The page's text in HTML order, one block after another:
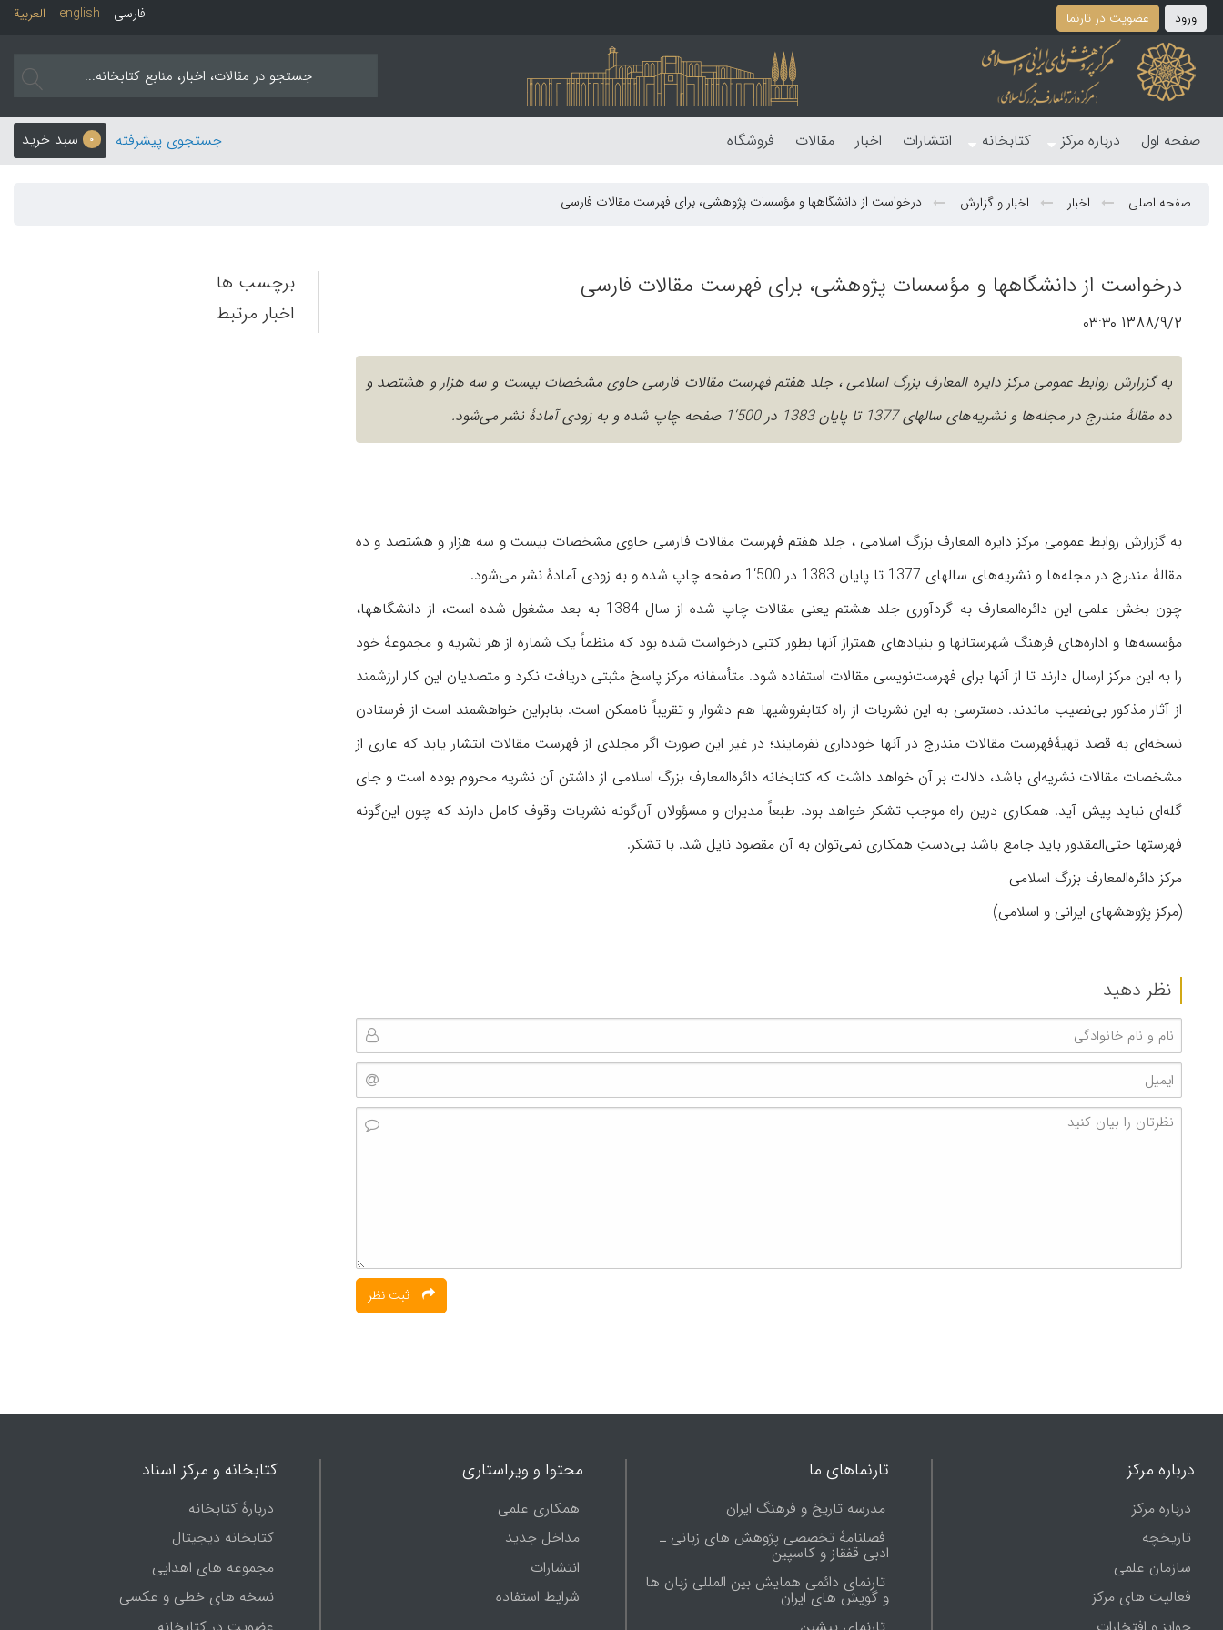
ورود عضویت در تارنما العربیة english فارسی
صفحه اول درباره مرکز کتابخانه انتشارات اخبار مقالات فروشگاه 0 سبد خرید جستجوی پیشرفته
صفحه اصلی اخبار اخبار و گزارش درخواست از دانشگاهها و مؤسسات پژوهشی، برای فهرست مقالات فارسی
درخواست از دانشگاهها و مؤسسات پژوهشی، برای فهرست مقالات فارسی
1388/9/2 ۰۳:۳۰
به گزرارش روابط عمومی مرکز دایره المعارف بزرگ اسلامی ، جلد هفتم فهرست مقالات فارسی حاوی مشخصات بیست و سه هزار و هشتصد و
ده مقالۀ مندرج در مجله‌ها و نشریه‌های سالهای 1377 تا پایان 1383 در 500‘1 صفحه چاپ شده و به زودی آمادۀ نشر می‌شود.
به گزرارش روابط عمومی مرکز دایره المعارف بزرگ اسلامی ، جلد هفتم فهرست مقالات فارسی حاوی مشخصات بیست و سه هزار و هشتصد و ده
مقالۀ مندرج در مجله‌ها و نشریه‌های سالهای 1377 تا پایان 1383 در 500‘1 صفحه چاپ شده و به زودی آمادۀ نشر می‌شود.
چون بخش علمی این دائره‌المعارف به گردآوری جلد هشتم یعنی مقالات چاپ شده از سال 1384 به بعد مشغول شده است، از دانشگاهها،
مؤسسه‌ها و اداره‌های فرهنگ شهرستانها و بنیادهای همتراز آنها بطور کتبی درخواست شده بود که منظماً یک شماره از هر نشریه و مجموعۀ خود
را به این مرکز ارسال دارند تا از آنها برای فهرست‌نویسی مقالات استفاده شود. متأسفانه مرکز پاسخ مثبتی دریافت نکرد و متصدیان این کار ارزشمند
از آثار مذکور بی‌نصیب ماندند. دسترسی به این نشریات از راه کتابفروشیها هم دشوار و تقریباً ناممکن است. بنابراین خواهشمند است از فرستادن
نسخه‌ای به قصد تهیۀفهرست مقالات مندرج در آنها خودداری نفرمایند؛ در غیر این صورت اگر مجلدی از فهرست مقالات انتشار یابد که عاری از
مشخصات مقالات نشریه‌ای باشد، دلالت بر آن خواهد داشت که کتابخانه دائره‌المعارف بزرگ اسلامی از داشتن آن نشریه محروم بوده است و جای
گله‌ای نباید پیش آید. همکاری درین راه موجب تشکر خواهد بود. طبعاً مدیران و مسؤولان آن‌گونه نشریات وقوف کامل دارند که چون این‌گونه
فهرستها حتی‌المقدور باید جامع باشد بی‌دستِ همکاری نمی‌توان به آن مقصود نایل شد. با تشکر.
مرکز دائره‌المعارف بزرگ اسلامی
(مرکز پژوهشهای ایرانی و اسلامی)
نظر دهید
برچسب ها
اخبار مرتبط
درباره مرکز
درباره مرکز
تاریخچه
سازمان علمی
فعالیت های مرکز
تارنماهای ما
مدرسه تاریخ و فرهنگ ایران
فصلنامۀ تخصصی پژوهش های زبانی ـ
ادبی قفقاز و کاسپین
تارنمای دائمی همایش بین المللی زبان ها
و گویش های ایران
محتوا و ویراستاری
همکاری علمی
مداخل جدید
انتشارات
شرایط استفاده
کتابخانه و مرکز اسناد
دربارۀ کتابخانه
کتابخانه دیجیتال
مجموعه های اهدایی
نسخه های خطی و عکسی